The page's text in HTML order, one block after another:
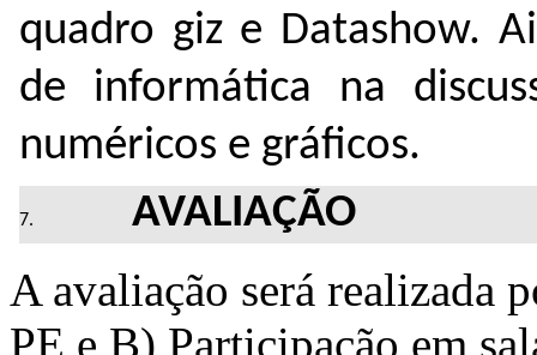
quadro giz e Datashow.
de informática na
numéricos e gráficos.
AVALIAÇÃO
A avaliação será realizada
PE e B) Participação em